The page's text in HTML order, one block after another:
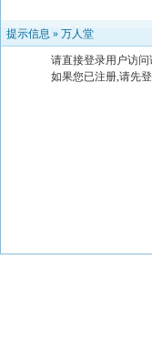
提示信息 » 万人堂
请直接登录用户访
如果您已注册,请先